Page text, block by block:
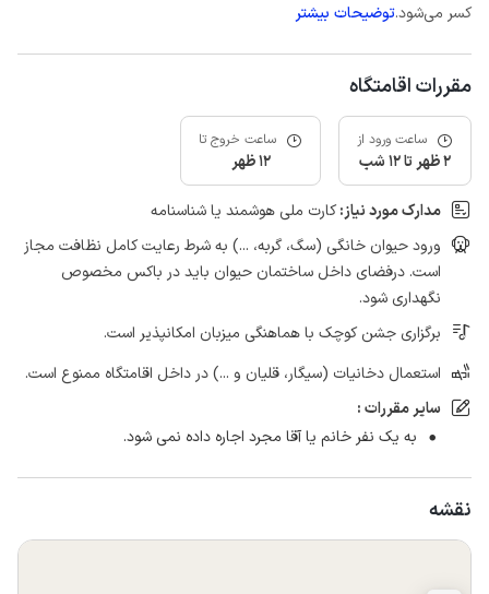
کسر می‌شود.توضیحات بیشتر
مقررات اقامتگاه
ساعت ورود از
2 ظهر تا 12 شب
ساعت خروج تا
12 ظهر
مدارک مورد نیاز:کارت ملی هوشمند یا شناسنامه
ورود حیوان خانگی (سگ، گربه، ...) به شرط رعایت کامل نظافت مجاز
است. درفضای داخل ساختمان حیوان باید در باکس مخصوص
نگهداری شود.
برگزاری جشن کوچک با هماهنگی میزبان امکانپذیر است.
استعمال دخانیات (سیگار، قلیان و ...) در داخل اقامتگاه ممنوع است.
سایر مقررات :
به یک نفر خانم یا آقا مجرد اجاره داده نمی شود.
نقشه